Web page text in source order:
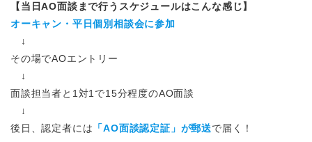
【当日AO面談まで行うスケジュールはこんな感じ】
オーキャン・平日個別相談会に参加
↓
その場でAOエントリー
↓
面談担当者と1対1で15分程度のAO面談
↓
後日、認定者には 「AO面談認定証」が郵送で届く！